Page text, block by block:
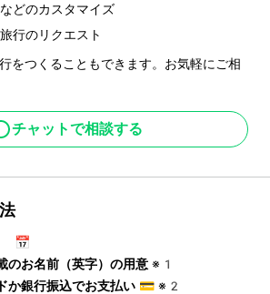
どのカスタマイズ
行のリクエスト
をつくることもできます。お気軽にご相
チャットで相談する
📅
のお名前（英字）の用意 ※1
か銀行振込でお支払い 💳 ※2